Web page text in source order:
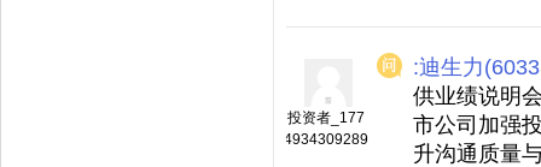
投资者_177
4934309289
:迪生力
供业绩说明
市公司加强
升沟通质量